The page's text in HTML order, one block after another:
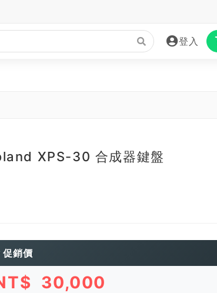
登入
XPS-30 合成器鍵盤
促銷價
30,000